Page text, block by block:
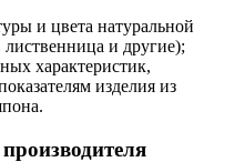
и цвета натуральной
и другие);
характеристик,
изделия из